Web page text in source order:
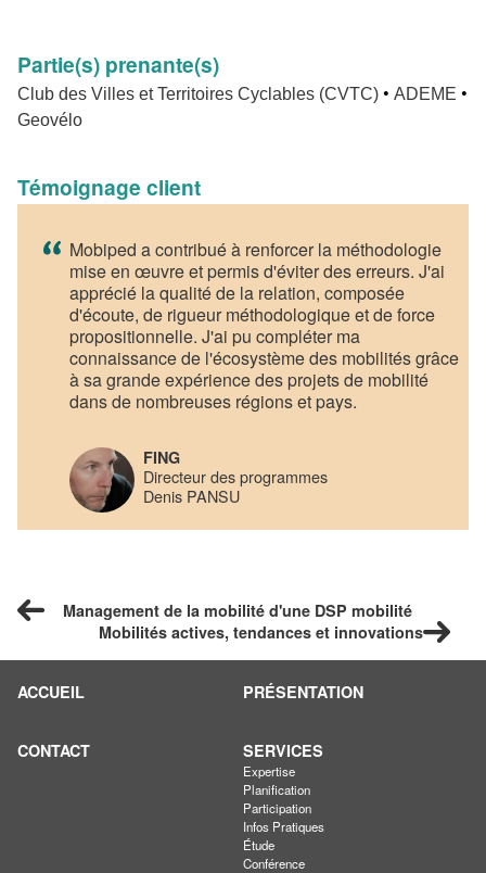
Partie(s) prenante(s)
Club des Villes et Territoires Cyclables (CVTC) • ADEME •
Geovélo
Témoignage client
Mobiped a contribué à renforcer la méthodologie
mise en œuvre et permis d'éviter des erreurs. J'ai
apprécié la qualité de la relation, composée
d'écoute, de rigueur méthodologique et de force
propositionnelle. J'ai pu compléter ma
connaissance de l'écosystème des mobilités grâce
à sa grande expérience des projets de mobilité
dans de nombreuses régions et pays.
FING
Directeur des programmes
Denis PANSU
Management de la mobilité d'une DSP mobilité
Mobilités actives, tendances et innovations
ACCUEIL PRÉSENTATION
CONTACT SERVICES
Expertise
Planification
Participation
Infos Pratiques
Étude
Conférence